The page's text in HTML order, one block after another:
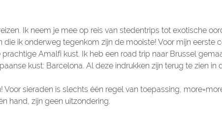
Ik neem je mee op reis van stedentrips tot exotische
ik onderweg tegenkom zijn de mooiste! Voor mijn eerste
Amalfi kust. Ik heb een road trip naar Brussel
kust: Barcelona. Al deze indrukken zijn terug te zien in
sieraden is slechts één regel van toepassing,
hand, zijn geen uitzondering.